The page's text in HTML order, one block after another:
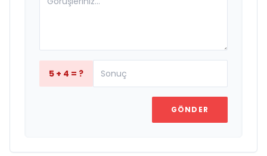
5 + 4 = ?
GÖNDER